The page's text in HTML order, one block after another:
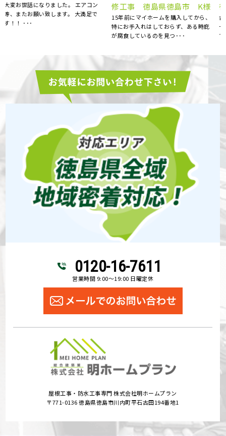
徳島県徳島市 S様
台風のあと、雨の日に雨漏りして、ホ
ームページで探して電話しました。 見
5社くらい提案を聞きましたが、明ホー
ムプランさんが一番丁寧にご対応くだ
さいました。 職人さん･･･
0120-16-7611
営業時間 9:00～19:00 日曜定休
屋根工事・防水工事専門 株式会社明ホームプラン
〒771-0136 徳島県徳島市川内町平石古田194番地1